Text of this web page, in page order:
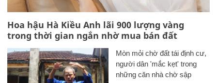
Hoa hậu Hà Kiều Anh lãi 900 lượng vàng
trong thời gian ngắn nhờ mua bán đất
Mòn mỏi chờ đất tái định cư,
người dân 'mắc kẹt' trong
những căn nhà chờ sập